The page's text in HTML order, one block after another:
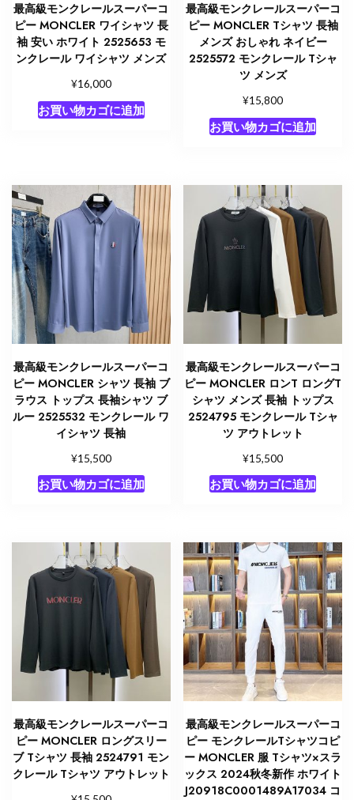
最高級モンクレールスーパーコ
ピー MONCLER ワイシャツ 長
袖 安い ホワイト 2525653 モ
ンクレール ワイシャツ メンズ
¥16,000
お買い物カゴに追加
最高級モンクレールスーパーコ
ピー MONCLER Tシャツ 長袖
メンズ おしゃれ ネイビー
2525572 モンクレール Tシャ
ツ メンズ
¥15,800
お買い物カゴに追加
最高級モンクレールスーパーコ
ピー MONCLER シャツ 長袖 ブ
ラウス トップス 長袖シャツ ブ
ルー 2525532 モンクレール ワ
イシャツ 長袖
¥15,500
お買い物カゴに追加
最高級モンクレールスーパーコ
ピー MONCLER ロンT ロングT
シャツ メンズ 長袖 トップス
2524795 モンクレール Tシャ
ツ アウトレット
¥15,500
お買い物カゴに追加
最高級モンクレールスーパーコ
ピー MONCLER ロングスリー
ブ Tシャツ 長袖 2524791 モン
クレール Tシャツ アウトレット
最高級モンクレールスーパーコ
ピー モンクレールTシャツコピ
ー MONCLER 服 Tシャツ×スラ
ックス 2024秋冬新作 ホワイト
J20918C0001489A17034 コ